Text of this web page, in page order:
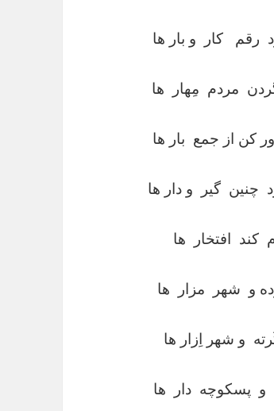
کار و بار ها
مردم مِهار ها
از جمع بار ها
گیر و دار ها
افتخار ها
و شهر مزار ها
و شهر اِزار ها
پسکوچه دار ها